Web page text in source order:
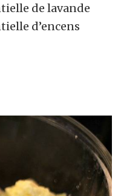
de lavande
d’encens